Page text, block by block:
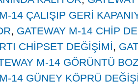
14 ÇALIŞIP GERİ
, GATEWAY M-14 CHİP
CHİPSET DEĞİŞİMİ,
M-14 GÖRÜNTÜ
14 GÜNEY KÖPRÜ